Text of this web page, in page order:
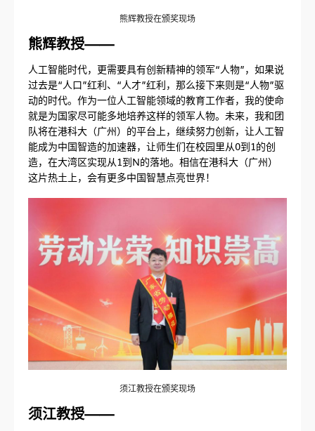
熊辉教授在颁奖现场
熊辉教授——
人工智能时代，更需要具有创新精神的领军“人物”，如果说
过去是“人口”红利、“人才”红利，那么接下来则是“人物”驱
动的时代。作为一位人工智能领域的教育工作者，我的使命
就是为国家尽可能多地培养这样的领军人物。未来，我和团
队将在港科大（广州）的平台上，继续努力创新，让人工智
能成为中国智造的加速器，让师生们在校园里从0到1的创
造，在大湾区实现从1到N的落地。相信在港科大（广州）
这片热土上，会有更多中国智慧点亮世界！
须江教授在颁奖现场
须江教授——